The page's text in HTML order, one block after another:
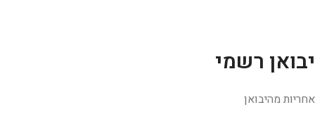
יבואן רשמי
אחריות מהיבואן